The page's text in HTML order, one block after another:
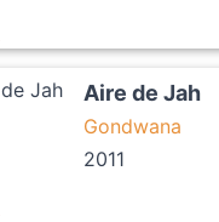
Aire de Jah
Gondwana
2011